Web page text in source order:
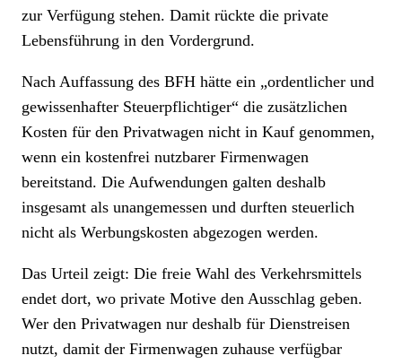
zur Verfügung stehen. Damit rückte die private
Lebensführung in den Vordergrund.
Nach Auffassung des BFH hätte ein „ordentlicher und
gewissenhafter Steuerpflichtiger“ die zusätzlichen
Kosten für den Privatwagen nicht in Kauf genommen,
wenn ein kostenfrei nutzbarer Firmenwagen
bereitstand. Die Aufwendungen galten deshalb
insgesamt als unangemessen und durften steuerlich
nicht als Werbungskosten abgezogen werden.
Das Urteil zeigt: Die freie Wahl des Verkehrsmittels
endet dort, wo private Motive den Ausschlag geben.
Wer den Privatwagen nur deshalb für Dienstreisen
nutzt, damit der Firmenwagen zuhause verfügbar